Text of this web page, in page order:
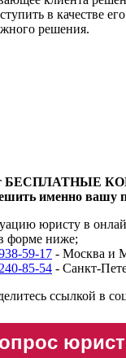
в качестве
решения.
БЕСПЛАТНЫЕ
именно вашу
юристу в
форме ниже;
59-17 - Москва и
85-54 - Санкт-
ссылкой в